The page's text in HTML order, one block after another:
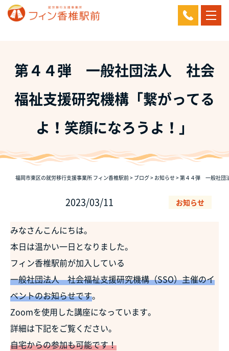
第４４弾 一般社団法人 社会
福祉支援研究機構「繋がってる
よ！笑顔になろうよ！」
福岡市東区の就労移行支援事業所 フィン香椎駅前> ブログ> お知らせ> 第４４弾 一般社団
2023/03/11 お知らせ
みなさんこんにちは。
本日は温かい一日となりました。
フィン香椎駅前が加入している
一般社団法人 社会福祉支援研究機構（SSO）主催のイ
ベントのお知らせです。
Zoomを使用した講座になっています。
詳細は下記をご覧ください。
自宅からの参加も可能です！